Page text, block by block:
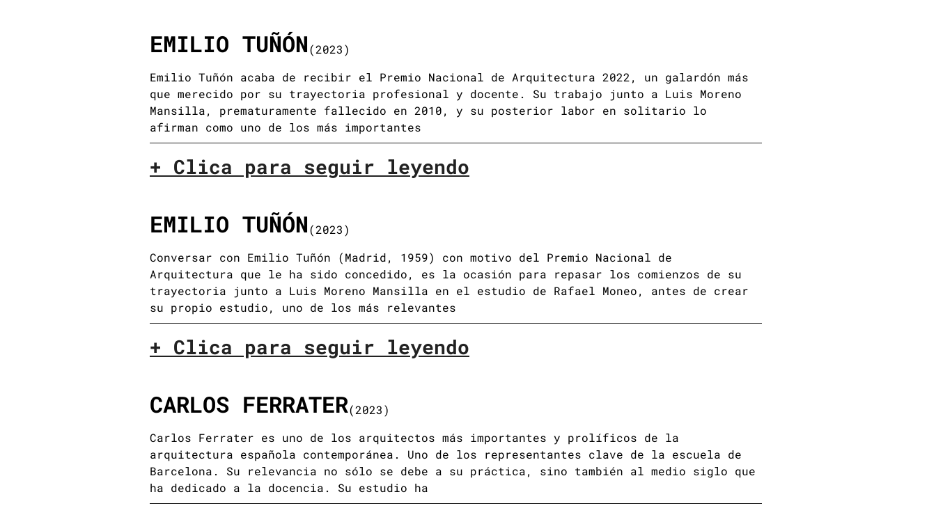
EMILIO TUÑÓN(2023)
Emilio Tuñón acaba de recibir el Premio Nacional de Arquitectura 2022, un galardón más
que merecido por su trayectoria profesional y docente. Su trabajo junto a Luis Moreno
Mansilla, prematuramente fallecido en 2010, y su posterior labor en solitario lo
afirman como uno de los más importantes
+ Clica para seguir leyendo
EMILIO TUÑÓN(2023)
Conversar con Emilio Tuñón (Madrid, 1959) con motivo del Premio Nacional de
Arquitectura que le ha sido concedido, es la ocasión para repasar los comienzos de su
trayectoria junto a Luis Moreno Mansilla en el estudio de Rafael Moneo, antes de crear
su propio estudio, uno de los más relevantes
+ Clica para seguir leyendo
CARLOS FERRATER(2023)
Carlos Ferrater es uno de los arquitectos más importantes y prolíficos de la
arquitectura española contemporánea. Uno de los representantes clave de la escuela de
Barcelona. Su relevancia no sólo se debe a su práctica, sino también al medio siglo que
ha dedicado a la docencia. Su estudio ha